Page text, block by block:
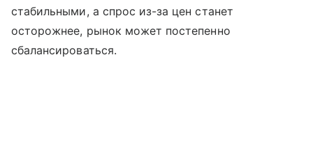
стабильными, а спрос из-за цен станет
осторожнее, рынок может постепенно
сбалансироваться.